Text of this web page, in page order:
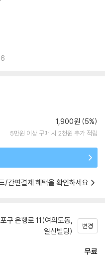
1,900원 (5%)
5만원 이상 구매 시 2천원 추가 적립
/간편결제 혜택을 확인하세요
구 은행로 11(여의도동,
일신빌딩)
변경
무료